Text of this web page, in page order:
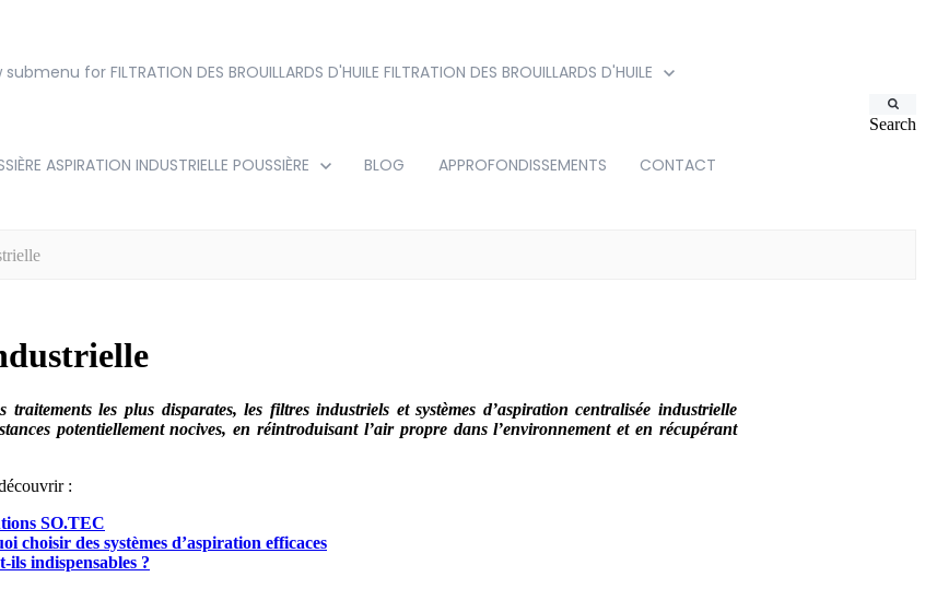
for FILTRATION DES BROUILLARDS D'HUILE FILTRATION DES BROUILLARDS D'HUILE
ASPIRATION INDUSTRIELLE POUSSIÈRE BLOG APPROFONDISSEMENTS CONTACT
Search
traitements les plus disparates, les filtres industriels et systèmes d’aspiration centralisée industrielle
potentiellement nocives, en réintroduisant l’air propre dans l’environnement et en récupérant
:
SO.TEC
choisir des systèmes d’aspiration efficaces
ils indispensables ?